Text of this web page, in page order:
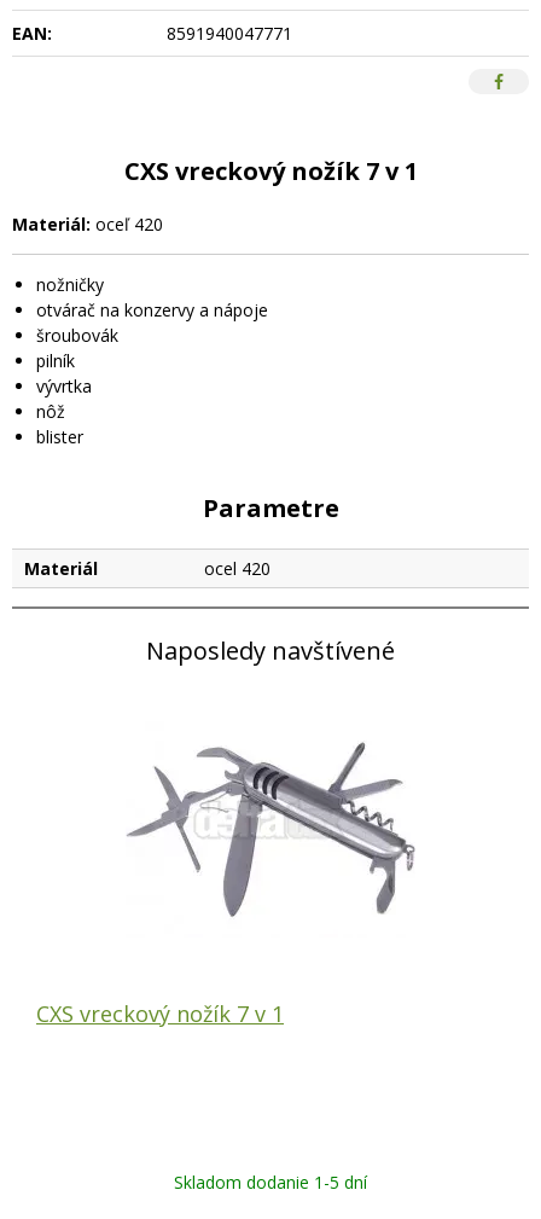
EAN:
8591940047771
CXS vreckový nožík 7 v 1
Materiál: oceľ 420
nožničky
otvárač na konzervy a nápoje
šroubovák
pilník
vývrtka
nôž
blister
Parametre
Materiál ocel 420
Naposledy navštívené
CXS vreckový nožík 7 v 1
Skladom dodanie 1-5 dní